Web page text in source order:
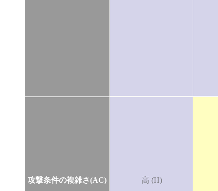
攻撃条件の複雑さ(AC) 高 (H)